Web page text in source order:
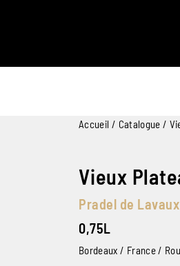
Accueil / Catalogue /
Vieux
Pradel de Lavaux
0,75L
Bordeaux / France /